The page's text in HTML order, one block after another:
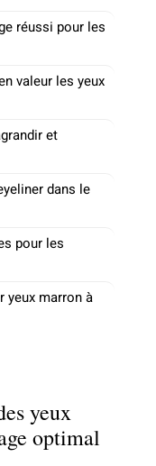
réussi pour les
valeur les yeux
et
dans le
pour les
yeux marron à
yeux
optimal